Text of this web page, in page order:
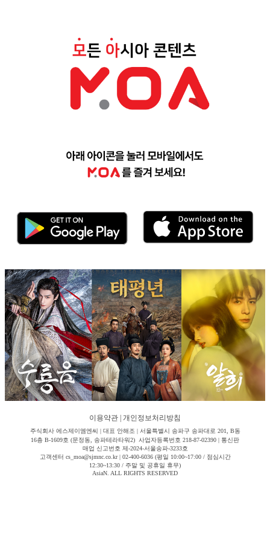
이용약관 개인정보처리방침
주식회사 에스제이엠엔씨 | 대표 안해조 | 서울특별시 송파구 송파대로 201, B동
16층 B-1609호 (문정동, 송파테라타워2) 사업자등록번호 218-87-02390 | 통신판
매업 신고번호 제-2024-서울송파-3233호
고객센터 cs_moa@sjmnc.co.kr | 02-400-6036 (평일 10:00~17:00 / 점심시간
12:30~13:30 / 주말 및 공휴일 휴무)
AsiaN. ALL RIGHTS RESERVED